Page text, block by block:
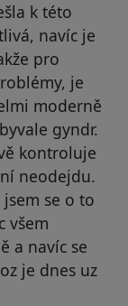
k této
navíc je
pro
je
moderně
gyndr.
kontroluje
neodejdu.
se o to
všem
a navíc se
je dnes uz